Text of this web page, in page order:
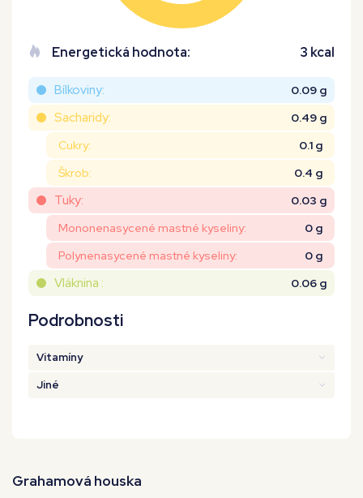
Energetická hodnota: 3 kcal
Bílkoviny: 0.09 g
Sacharidy:
0.49 g
Cukry:
0.1 g
Škrob:
0.4 g
Tuky:
0.03 g
Mononenasycené mastné kyseliny:
0 g
Polynenasycené mastné kyseliny:
0 g
Vláknina : 0.06 g
Podrobnosti
Vitamíny
Jiné
Grahamová houska